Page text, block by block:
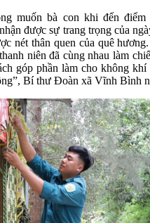
muốn bà con khi đến điểm
được sự trang trọng của
nét thân quen của quê
niên đã cùng nhau làm
góp phần làm cho không khí
Bí thư Đoàn xã Vĩnh Bình